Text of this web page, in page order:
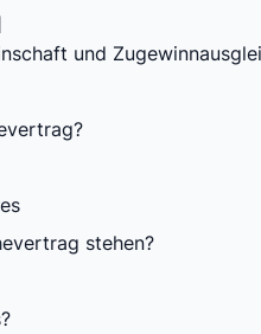
und
stehen?